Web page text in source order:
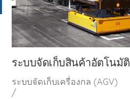
ระบบจัดเก็บสินค้าอัตโนมัติ
ระบบจัดเก็บเครื่องกล (AGV)
/